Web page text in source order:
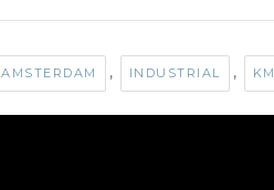
AMSTERDAM , INDUSTRIAL ,